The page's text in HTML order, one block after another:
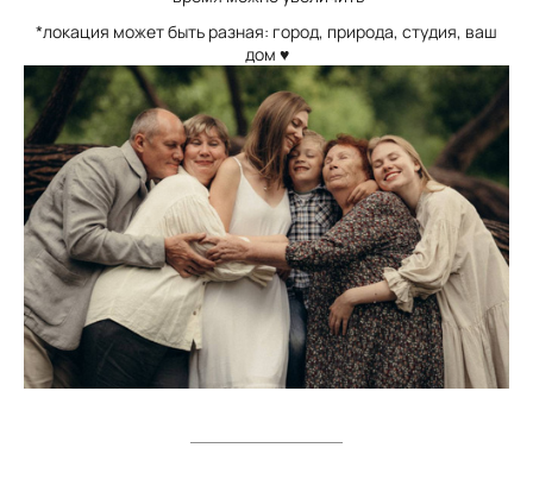
*локация может быть разная: город, природа, студия, ваш
дом ♥